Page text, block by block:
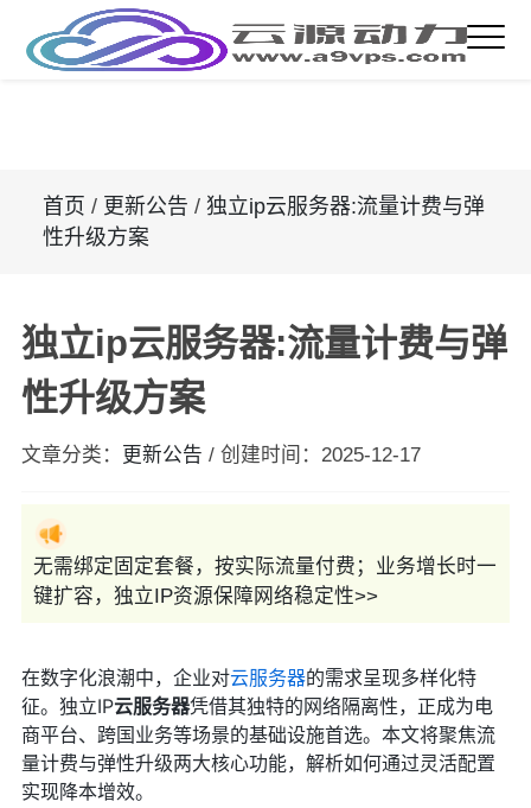
首页 / 更新公告 / 独立ip云服务器:流量计费与弹
性升级方案
独立ip云服务器:流量计费与弹
性升级方案
文章分类： 更新公告 / 创建时间： 2025-12-17
无需绑定固定套餐，按实际流量付费；业务增长时一
键扩容，独立IP资源保障网络稳定性>>
在数字化浪潮中，企业对云服务器的需求呈现多样化特
征。独立IP云服务器凭借其独特的网络隔离性，正成为电
商平台、跨国业务等场景的基础设施首选。本文将聚焦流
量计费与弹性升级两大核心功能，解析如何通过灵活配置
实现降本增效。